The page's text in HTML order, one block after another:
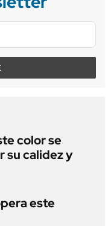
color se
su calidez y
este